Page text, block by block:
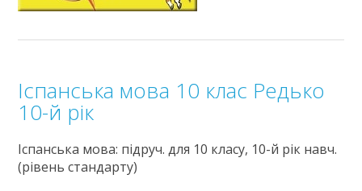
Іспанська мова 10 клас Редько
10-й рік
Іспанська мова: підруч. для 10 класу, 10-й рік навч.
(рівень стандарту)